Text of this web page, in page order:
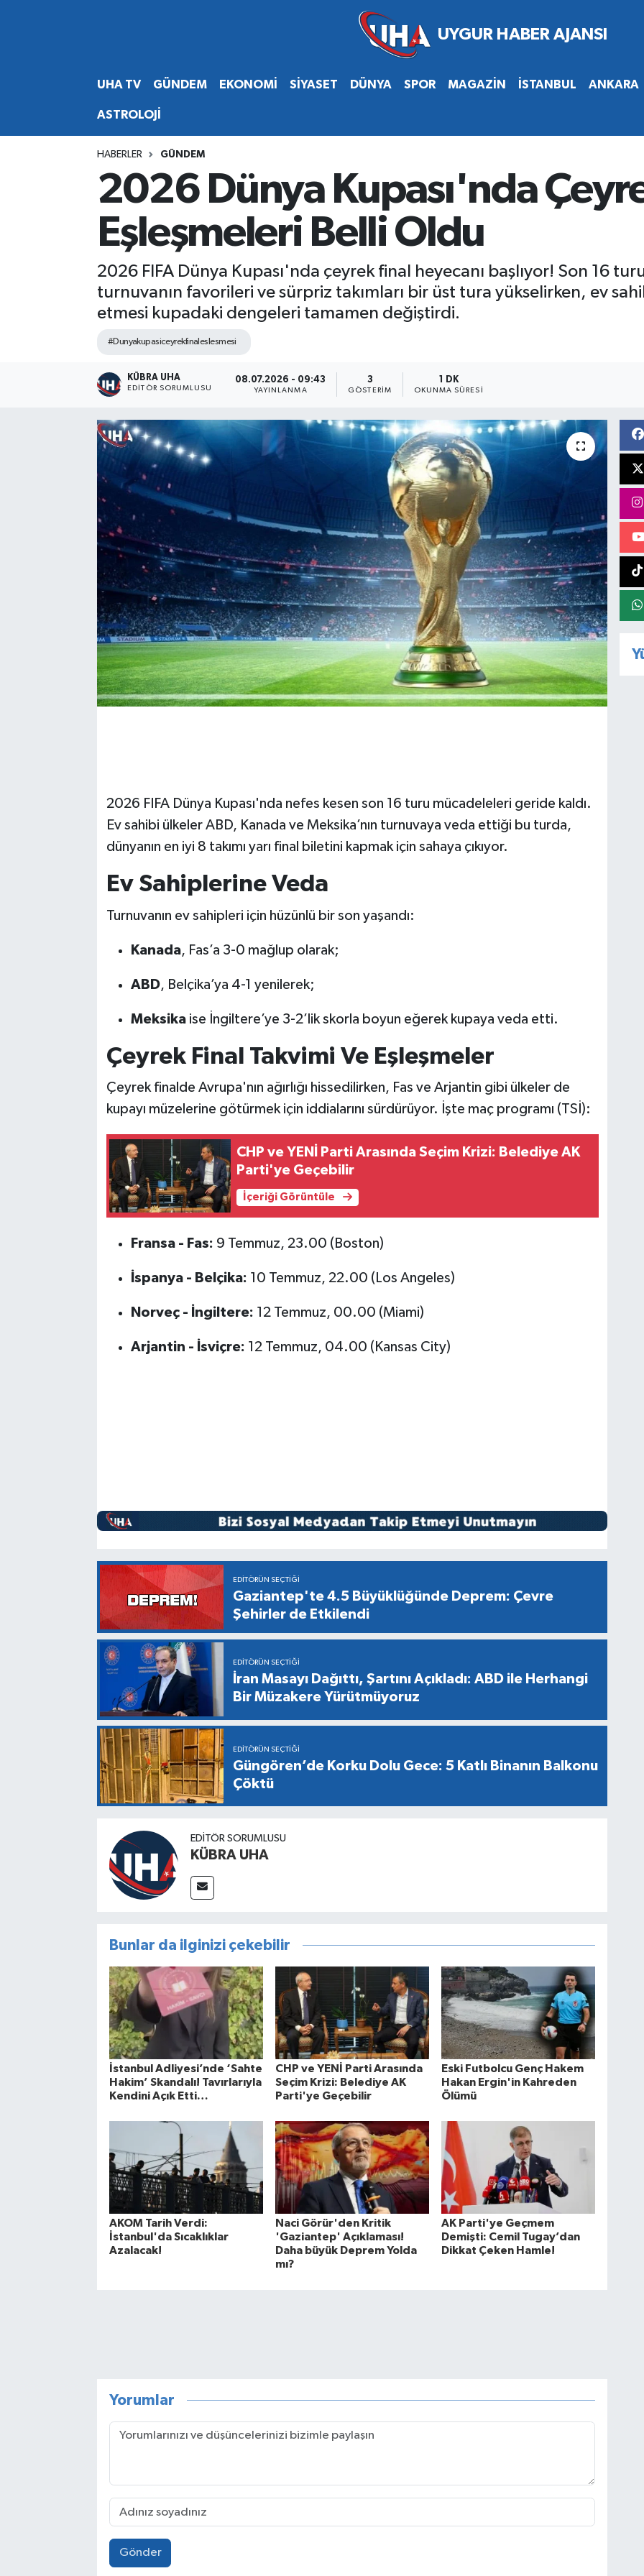
UHA TV GÜNDEM EKONOMİ SİYASET DÜNYA SPOR MAGAZİN İSTANBUL ANKARA
ASTROLOJİ
HABERLER GÜNDEM
2026 Dünya Kupası'nda
Eşleşmeleri Belli Oldu
2026 FIFA Dünya Kupası'nda çeyrek final heyecanı başlıyor! Son 16
turnuvanın favorileri ve sürpriz takımları bir üst tura yükselirken, ev
etmesi kupadaki dengeleri tamamen değiştirdi.
#Dunyakupasiceyrekfinaleslesmesi
KÜBRA UHA
EDİTÖR SORUMLUSU
08.07.2026 - 09:43
YAYINLANMA
3
GÖSTERIM
1 DK
OKUNMA SÜRESI
2026 FIFA Dünya Kupası'nda nefes kesen son 16 turu mücadeleleri geride kaldı.
Ev sahibi ülkeler ABD, Kanada ve Meksika’nın turnuvaya veda ettiği bu turda,
dünyanın en iyi 8 takımı yarı final biletini kapmak için sahaya çıkıyor.
Ev Sahiplerine Veda
Turnuvanın ev sahipleri için hüzünlü bir son yaşandı:
Kanada, Fas’a 3-0 mağlup olarak;
ABD, Belçika’ya 4-1 yenilerek;
Meksikaise İngiltere’ye 3-2’lik skorla boyun eğerek kupaya veda etti.
Çeyrek Final Takvimi Ve Eşleşmeler
Çeyrek finalde Avrupa'nın ağırlığı hissedilirken, Fas ve Arjantin gibi ülkeler de
kupayı müzelerine götürmek için iddialarını sürdürüyor. İşte maç programı (TSİ):
CHP ve YENİ Parti Arasında Seçim Krizi: Belediye AK
Parti'ye Geçebilir
İçeriği Görüntüle
Fransa - Fas: 9 Temmuz, 23.00 (Boston)
İspanya - Belçika: 10 Temmuz, 22.00 (Los Angeles)
Norveç - İngiltere: 12 Temmuz, 00.00 (Miami)
Arjantin - İsviçre: 12 Temmuz, 04.00 (Kansas City)
EDITÖRÜN SEÇTIĞI
Gaziantep'te 4.5 Büyüklüğünde Deprem: Çevre
Şehirler de Etkilendi
EDITÖRÜN SEÇTIĞI
İran Masayı Dağıttı, Şartını Açıkladı: ABD ile Herhangi
Bir Müzakere Yürütmüyoruz
EDITÖRÜN SEÇTIĞI
Güngören’de Korku Dolu Gece: 5 Katlı Binanın Balkonu
Çöktü
EDİTÖR SORUMLUSU
KÜBRA UHA
Bunlar da ilginizi çekebilir
İstanbul Adliyesi’nde ‘Sahte
Hakim’ Skandalı! Tavırlarıyla
Kendini Açık Etti…
CHP ve YENİ Parti Arasında
Seçim Krizi: Belediye AK
Parti'ye Geçebilir
Eski Futbolcu Genç Hakem
Hakan Ergin'in Kahreden
Ölümü
AKOM Tarih Verdi:
İstanbul'da Sıcaklıklar
Azalacak!
Naci Görür'den Kritik
'Gaziantep' Açıklaması!
Daha büyük Deprem Yolda
mı?
AK Parti'ye Geçmem
Demişti: Cemil Tugay’dan
Dikkat Çeken Hamle!
Yorumlar
Gönder
Hava Durumu
Süper Lig Puan Durumu ve Fikstür
Tüm Manşetler
Son Dakika Haberleri
Haber Arşivi